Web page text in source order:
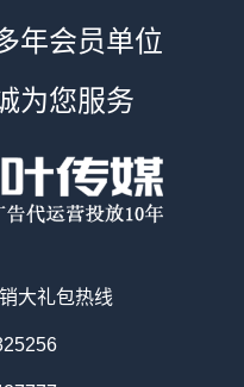
年会员单位
为您服务
大礼包热线